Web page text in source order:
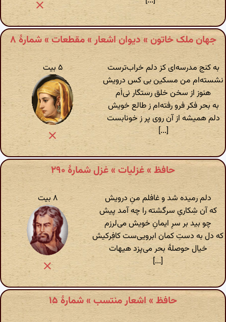
جهان ملک خاتون » دیوان اشعار » مقطعات » شمارهٔ ۸
به کنج مدرسه‌ای کز دلم خراب‌ترست
نشسته‌ام من مسکین بی کس درویش
هنوز از سخن خلق رستگار نی‌اَم
به بحر فکر فرو رفته‌ام ز طالع خویش
دلم همیشه از آن روی پر ز خونابست
[...]
۵ بیت
حافظ » غزلیات » غزل شمارهٔ ۲۹۰
دلم رمیده شد و غافلم منِ درویش
که آن شِکاریِ سرگشته را چه آمد پیش
چو بید بر سرِ ایمانِ خویش می‌لرزم
که دل به دستِ کمان ابرویی‌ست کافِرکیش
خیال حوصلهٔ بحر می‌پزد هیهات
[...]
۸ بیت
حافظ » اشعار منتسب » شمارهٔ ۱۵